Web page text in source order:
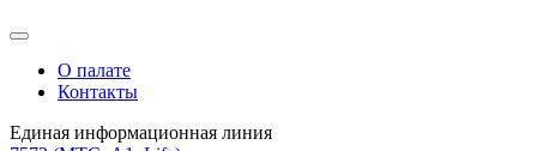
О палате
Контакты
Единая информационная линия